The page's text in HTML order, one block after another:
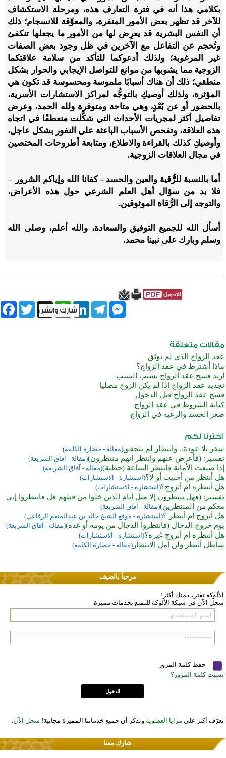
بكلامي هذا أنه في فترة التعارف هذه، ومرحلة الاستكشاف
للآخر قد تظهر بعض الأمور المنفرة، والمعوِّقة للانسجام؛ ذلك
أن النفس البشرية قد يعرِض لها من الأمور ما يجعلها تنكفئ
وتُحجم عن التفاعل مع الآخرين في ظل وجود بعض الصفات
غير المرغوبة؛ ولذلك أدعوكما للتأكد من سلامة علاقتكما
الزوجية مما يشوبها من موانع للتواصل الإيجابي والحوار بشكل
منطقي؛ ذلك أن هناك أسبابًا ملموسة ومحسوسة قد تكون هي
المؤثرة، ولذلك أوصيكِ بالتوجُّه لمراكز الاستشارات الأسرية،
بالحضور أو عن بُعْدٍ، وهي متاحة ومتوفرة ولله الحمد، وعرض
تفاصيل أكثر لمجريات الأحداث التي شكَّلت منعطفًا في اتجاه
هذه العلاقة، وتفحص الأسباب الباعثة على النفور بشكل عاجل،
وأوصيكِ كذلك بالقراءة والاطلاع، ومتابعة أطروحات المختصين
في مجال العلاقات الزوجية.
أما بالنسبة للرُّقية والعين والحسد - كفانا الله وإياكم الشرور –
فلا بد من سؤال أهل العلم الشرعي حول هذه الأعراض،
والتوجه إلى الرُّقاة الموثوقين.
أسأل الله للجميع التوفيق والسعادة، والله أعلم، وصلى الله
وسلم وبارك على نبينا محمد.
Twitter X
WhatsAppLinkedInTelegram
Messenger
عقد الزواج الذي لم يوثق
ماذا أشترط في عقد الزواج؟
أريد فسخ عقد الزواج بسبب النسب
تجديد عقد الزواج إذا لم يكن الزوج مصليا
فسخ عقد الزواج قبل الدخول
كتابة الشروط في عقد الزواج
صغر الجسد والرغبة في الزواج
سفر بلا عودة.. وانتظار لم يتحقق(مقالة - حضارة الكلمة)
تفسير: (فأعرض عنهم وانتظر إنهم منتظرون)(مقالة - آفاق الشريعة)
إذا ضيعت الأمانة فانتظر الساعة (خطبة)(مقالة - آفاق الشريعة)
هل أنتظر من أحببت أو لا؟(استشارة - الاستشارات)
هل أنتظره أم أتزوج؟(استشارة - الاستشارات)
تفسير: (فهل ينتظرون إلا مثل أيام الذين خلوا من قبلهم قل فانتظروا إني
معكم من المنتظرين)(مقالة - آفاق الشريعة)
هل أتزوج أم أنتظر ؟(استشارة - موقع الشيخ خالد بن عبدالمنعم الرفاعي)
يوم خروج الدجال (فانتظروا الدجال من يومه أو غده)(مقالة - آفاق الشريعة)
هل أنتظره أم أتزوج غيره؟(استشارة - الاستشارات)
سأظل أنتظر ولن أمل الانتظار (مقالة - حضارة الكلمة)
مرحباً بالضيف
الألوكة تقترب منك أكثر!
سجل الآن في شبكة الألوكة للتمتع بخدمات مميزة.
حفظ كلمة المرور
نسيت كلمة المرور؟
تعرّف أكثر على مزايا العضوية وتذكر أن جميع خدماتنا المميزة مجانية! سجل الآن.
شارك معنا